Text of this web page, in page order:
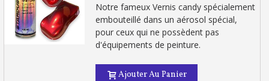
Notre fameux Vernis candy spécialement
embouteillé dans un aérosol spécial,
pour ceux qui ne possèdent pas
d'équipements de peinture.
Ajouter Au Panier